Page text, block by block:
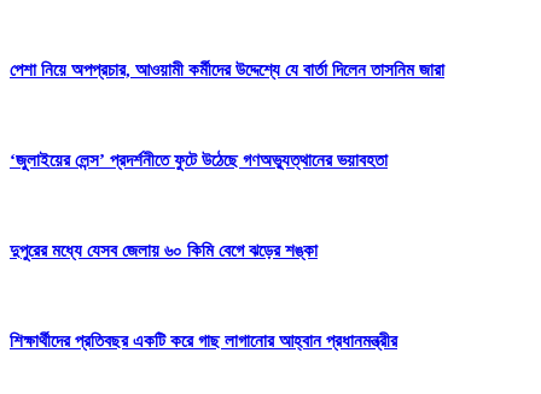
পেশা নিয়ে অপপ্রচার, আওয়ামী কর্মীদের উদ্দেশ্যে যে বার্তা দিলেন তাসনিম জারা
‘জুলাইয়ের লেন্স’ প্রদর্শনীতে ফুটে উঠেছে গণঅভ্যুত্থানের ভয়াবহতা
দুপুরের মধ্যে যেসব জেলায় ৬০ কিমি বেগে ঝড়ের শঙ্কা
শিক্ষার্থীদের প্রতিবছর একটি করে গাছ লাগানোর আহ্বান প্রধানমন্ত্রীর